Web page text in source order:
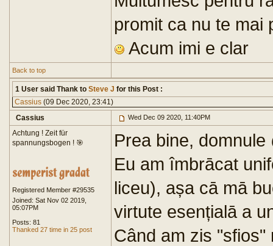
promit ca nu te mai
Acum imi e clar
Back to top
1 User said Thank to Steve J for this Post :
Cassius (09 Dec 2020, 23:41)
Cassius
Wed Dec 09 2020, 11:40PM
Achtung ! Zeit für
spannungsbogen ! 🎯
Registered Member #29535
Joined: Sat Nov 02 2019,
05:07PM
Posts: 81
Thanked 27 time in 25 post
Prea bine, domnule
Eu am îmbrācat
liceu), așa cā mā
virtute esențialā a
Când am zis